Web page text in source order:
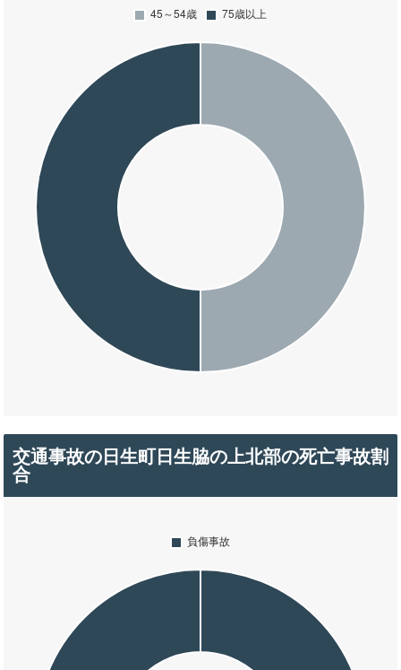
交通事故の日生町日生脇の上北部の死亡事故割
合